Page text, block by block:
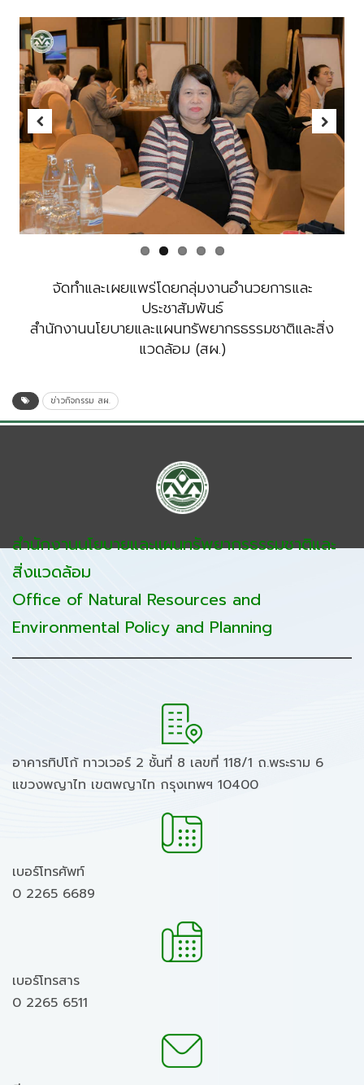
Previous Next
จัดทำและเผยแพร่โดยกลุ่มงานอำนวยการและ
ประชาสัมพันธ์
สำนักงานนโยบายและแผนทรัพยากรธรรมชาติและสิ่ง
แวดล้อม (สผ.)
ข่าวกิจกรรม สผ.
สำนักงานนโยบายและแผนทรัพยากรธรรมชาติและ
สิ่งแวดล้อม
Office of Natural Resources and
Environmental Policy and Planning
อาคารทิปโก้ ทาวเวอร์ 2 ชั้นที่ 8 เลขที่ 118/1 ถ.พระราม 6
แขวงพญาไท เขตพญาไท กรุงเทพฯ 10400
เบอร์โทรศัพท์
0 2265 6689
เบอร์โทรสาร
0 2265 6511